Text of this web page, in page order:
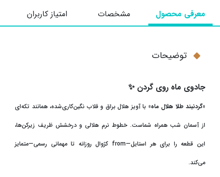
معرفی محصول مشخصات امتیاز کاربران
توضیحات
جادوی ماه روی گردن✨
«گردنبند طلا هلال ماه» با آویز هلال براق و قلاب نگین‌کاری‌شده، همانند تکه‌ای
از آسمان شب همراه شماست. خطوط نرم هلالی و درخشش ظریف زیرکن‌ها،
این قطعه را برای هر استایل—from
کژوال روزانه تا مهمانی رسمی—متمایز
می‌کند.